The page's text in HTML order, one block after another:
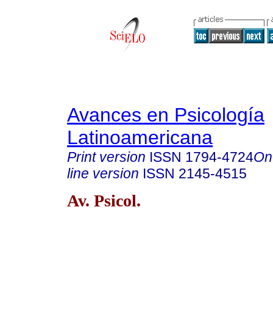
Avances en Psicología
Latinoamericana
Print version ISSN 1794-4724
line version ISSN 2145-4515
Av. Psicol.